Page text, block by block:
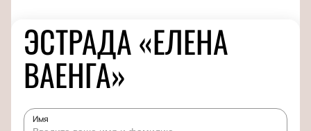
ЭСТРАДА «ЕЛЕНА
ВАЕНГА»
Имя